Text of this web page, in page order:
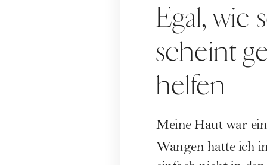
Egal, wie
scheint
helfen
Meine Haut war
Wangen hatte ich